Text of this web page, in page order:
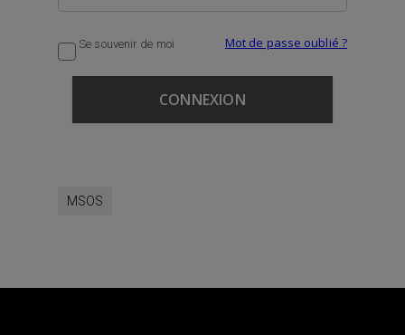
Se souvenir de moi Mot de passe oublié ?
MSOS